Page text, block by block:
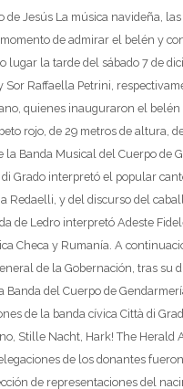
de Jesús La música navideña,
de admirar el belén y
lugar la tarde del sábado 7 de
Raffaella Petrini,
quienes inauguraron el
rojo, de 29 metros de altura,
Banda Musical del Cuerpo de
Grado interpretó el popular
Redaelli, y del discurso del
de Ledro interpretó Adeste
Checa y Rumanía. A
de la Gobernación, tras su
del Cuerpo de
de la banda cívica Città di
Stille Nacht, Hark! The Herald
de los donantes
de representaciones del